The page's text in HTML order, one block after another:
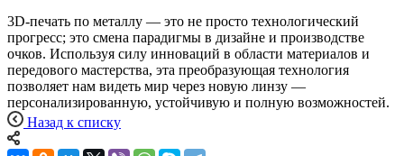
3D-печать по металлу — это не просто технологический
прогресс; это смена парадигмы в дизайне и производстве
очков. Используя силу инноваций в области материалов и
передового мастерства, эта преобразующая технология
позволяет нам видеть мир через новую линзу —
персонализированную, устойчивую и полную возможностей.
Назад к списку